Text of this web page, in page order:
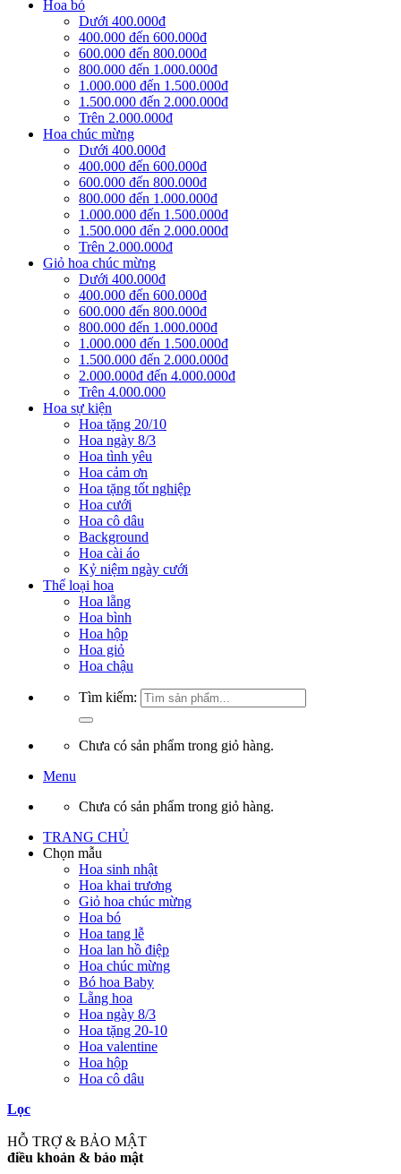
Hoa bó
Dưới 400.000đ
400.000 đến 600.000đ
600.000 đến 800.000đ
800.000 đến 1.000.000đ
1.000.000 đến 1.500.000đ
1.500.000 đến 2.000.000đ
Trên 2.000.000đ
Hoa chúc mừng
Dưới 400.000đ
400.000 đến 600.000đ
600.000 đến 800.000đ
800.000 đến 1.000.000đ
1.000.000 đến 1.500.000đ
1.500.000 đến 2.000.000đ
Trên 2.000.000đ
Giỏ hoa chúc mừng
Dưới 400.000đ
400.000 đến 600.000đ
600.000 đến 800.000đ
800.000 đến 1.000.000đ
1.000.000 đến 1.500.000đ
1.500.000 đến 2.000.000đ
2.000.000đ đến 4.000.000đ
Trên 4.000.000
Hoa sự kiện
Hoa tặng 20/10
Hoa ngày 8/3
Hoa tình yêu
Hoa cảm ơn
Hoa tặng tốt nghiệp
Hoa cưới
Hoa cô dâu
Background
Hoa cài áo
Kỷ niệm ngày cưới
Thể loại hoa
Hoa lẵng
Hoa bình
Hoa hộp
Hoa giỏ
Hoa chậu
Tìm kiếm:
Chưa có sản phẩm trong giỏ hàng.
Menu
Chưa có sản phẩm trong giỏ hàng.
TRANG CHỦ
Chọn mẫu
Hoa sinh nhật
Hoa khai trương
Giỏ hoa chúc mừng
Hoa bó
Hoa tang lễ
Hoa lan hồ điệp
Hoa chúc mừng
Bó hoa Baby
Lẵng hoa
Hoa ngày 8/3
Hoa tặng 20-10
Hoa valentine
Hoa hộp
Hoa cô dâu
Lọc
HỖ TRỢ & BẢO MẬT
điều khoản & bảo mật